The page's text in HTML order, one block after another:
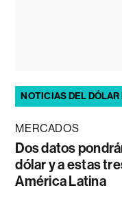
NOTICIAS DEL DÓLAR
MERCADOS
Dos datos
dólar y a estas
América Latina